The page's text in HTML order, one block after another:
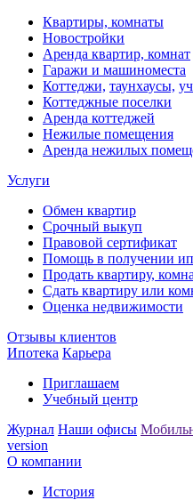
Квартиры, комнаты
Новостройки
Аренда квартир, комнат
Гаражи и машиноместа
Коттеджи, таунхаусы,
Коттеджные поселки
Аренда коттеджей
Нежилые помещения
Аренда нежилых
Услуги
Обмен квартир
Срочный выкуп
Правовой сертификат
Помощь в получении
Продать квартиру,
Сдать квартиру или
Оценка недвижимости
Отзывы клиентов
Ипотека Карьера
Приглашаем
Учебный центр
Журнал Наши офисы
version
О компании
История